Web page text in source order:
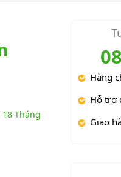
18 Tháng
Hàng
Hỗ trợ
Giao